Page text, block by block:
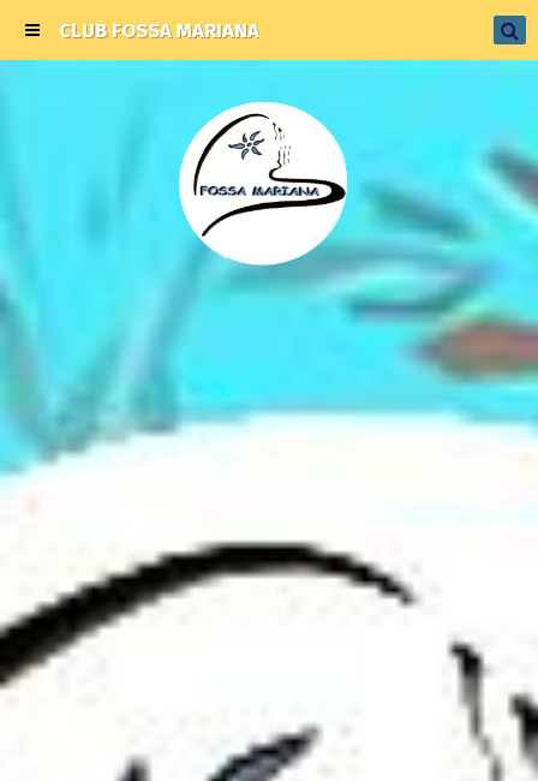
CLUB FOSSA MARIANA